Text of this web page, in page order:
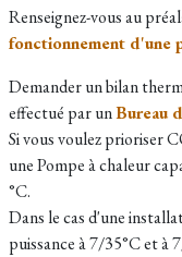
Renseignez-vous au
fonctionnement d'une
Demander un bilan
effectué par unBureau
Si vous voulez prioriser
une Pompe à chaleur
°C.
Dans le cas d'une
puissance à 7/35°C et à